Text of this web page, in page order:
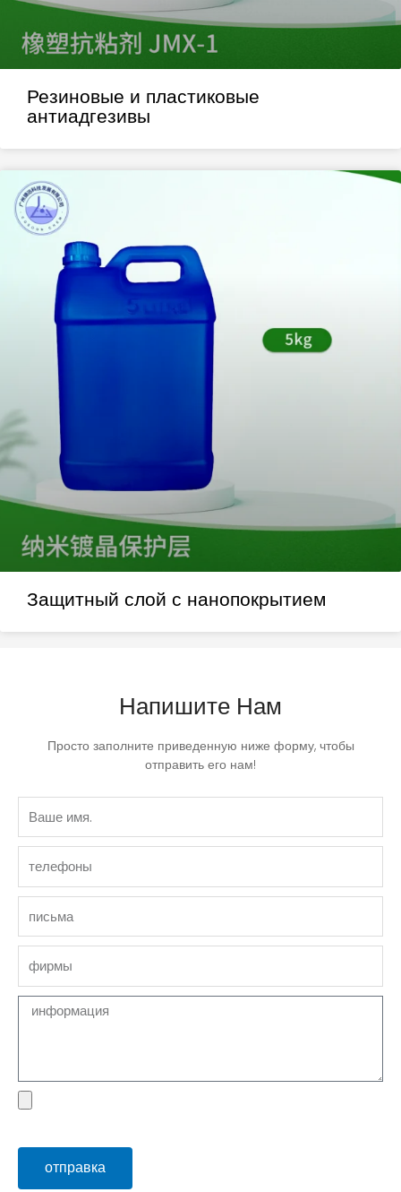
Резиновые и пластиковые
антиадгезивы
Защитный слой с нанопокрытием
Напишите Нам
Просто заполните приведенную ниже форму, чтобы
отправить его нам!
имя.
Сообщение
файл
отправка